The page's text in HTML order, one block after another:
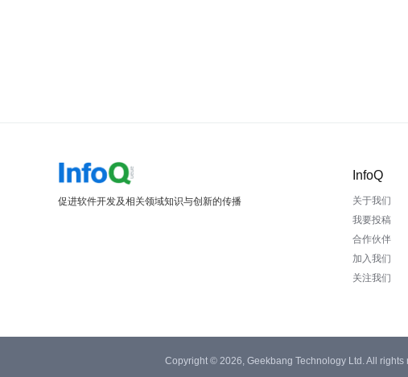
促进软件开发及相关领域知识与创新的传播
InfoQ
关于我们
我要投稿
合作伙伴
加入我们
关注我们
Copyright © 2026, Geekbang Technology Ltd. All rights